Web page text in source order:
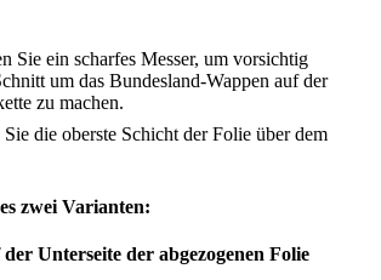
Sie ein scharfes Messer, um vorsichtig
um das Bundesland-Wappen auf der
zu machen.
die oberste Schicht der Folie über dem
zwei Varianten:
Unterseite der abgezogenen Folie